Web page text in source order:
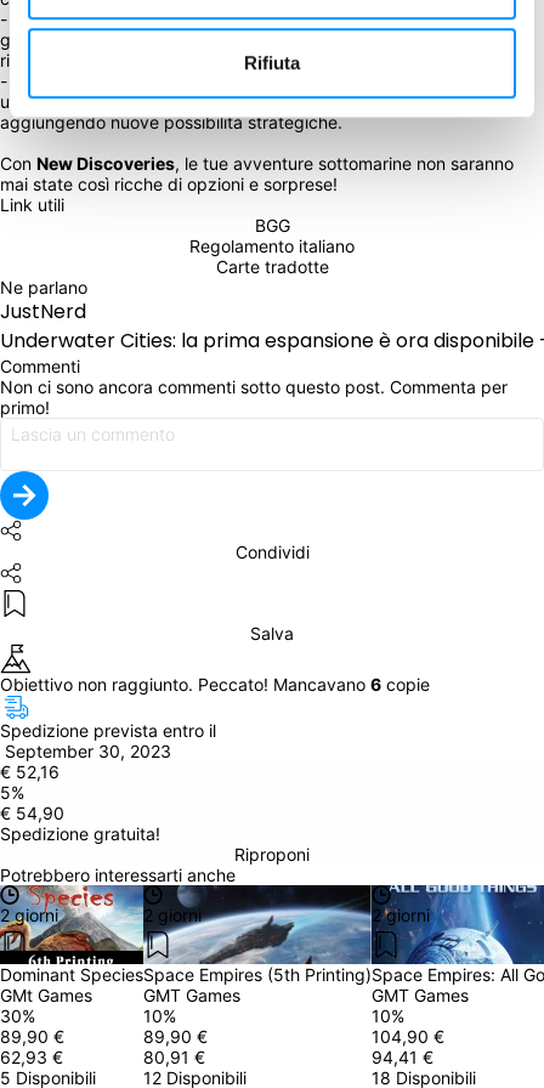
Rifiuta
-
Nuove plance giocatore: vengono utilizzate con le varianti di
gioco inedite (l'espansione include anche le plance originali,
ristampate con una qualità migliore);
-
utilizzate in modo diverso a seconda delle varianti di gioco,
aggiungendo nuove possibilità strategiche.
Con New Discoveries, le tue avventure sottomarine non saranno
mai state così ricche di opzioni e sorprese!
Link utili
BGG
Regolamento italiano
Carte tradotte
Ne parlano
JustNerd
Underwater Cities: la prima espansione è ora
Commenti
Non ci sono ancora commenti sotto questo post. Commenta per
primo!
Condividi
Salva
Obiettivo non raggiunto. Peccato! Mancavano 6 copie
Spedizione prevista entro il
September 30, 2023
€ 52,16
5%
€ 54,90
Spedizione gratuita!
Riproponi
Potrebbero interessarti anche
2 giorni
Dominant Species
GMt Games
30%
89,90 €
62,93 €
5 Disponibili
2 giorni
Space Empires (5th Printing)
GMT Games
10%
89,90 €
80,91 €
12 Disponibili
2 giorni
Space Empires: All
GMT Games
10%
104,90 €
94,41 €
18 Disponibili